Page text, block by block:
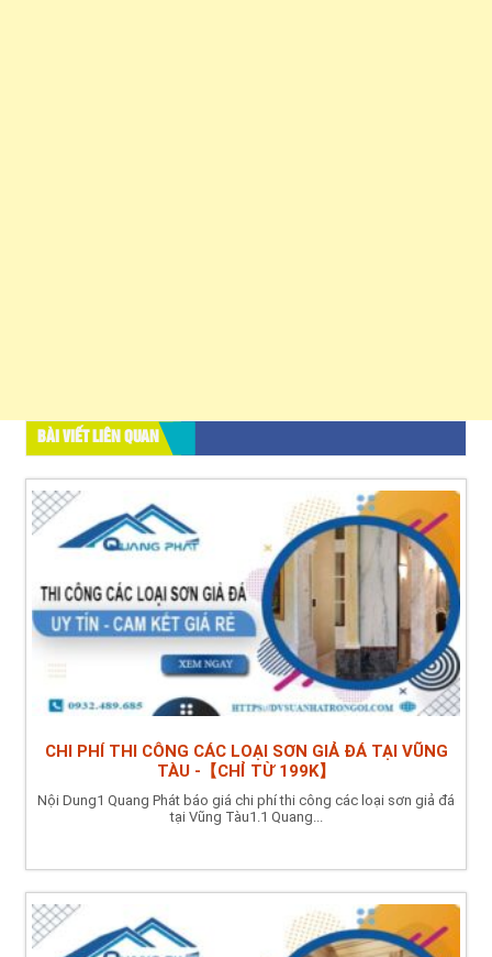
BÀI VIẾT LIÊN QUAN
CHI PHÍ THI CÔNG CÁC LOẠI SƠN GIẢ ĐÁ TẠI VŨNG
TÀU -【CHỈ TỪ 199K】
Nội Dung1 Quang Phát báo giá chi phí thi công các loại sơn giả đá
tại Vũng Tàu1.1 Quang...